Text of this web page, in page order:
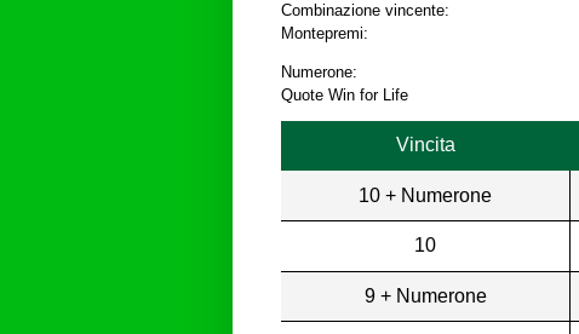
Combinazione vincente:
Montepremi:
Numerone:
Quote Win for Life
Vincita
10 + Numerone
10
9 + Numerone